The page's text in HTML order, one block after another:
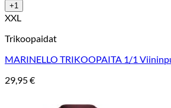
+1
XXL
Trikoopaidat
MARINELLO TRIKOOPAITA 1/1
29,95€